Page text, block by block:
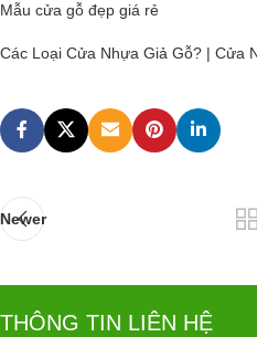
Mẫu cửa gỗ đẹp giá rẻ
Các Loại Cửa Nhựa Giả Gỗ? | Cửa
Newer
THÔNG TIN LIÊN HỆ